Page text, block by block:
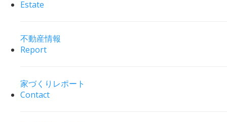
Estate
不動産情報
Report
家づくりレポート
Contact